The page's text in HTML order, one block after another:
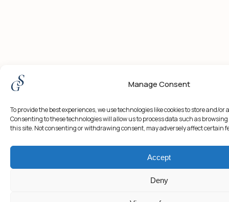
Manage Consent
To provide the best experiences, we use technologies like cookies to store and/
Consenting to these technologies will allow us to process data such as
this site. Not consenting or withdrawing consent, may adversely affect certain
Accept
Deny